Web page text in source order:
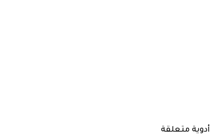
أدوية متعلقة